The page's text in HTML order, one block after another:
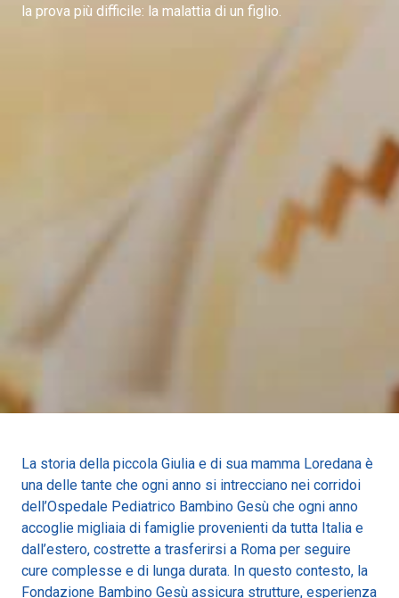
la prova più difficile: la malattia di un figlio.
La storia della piccola Giulia e di sua mamma Loredana è
una delle tante che ogni anno si intrecciano nei corridoi
dell’Ospedale Pediatrico Bambino Gesù che ogni anno
accoglie migliaia di famiglie provenienti da tutta Italia e
dall’estero, costrette a trasferirsi a Roma per seguire
cure complesse e di lunga durata. In questo contesto, la
Fondazione Bambino Gesù assicura strutture, esperienza